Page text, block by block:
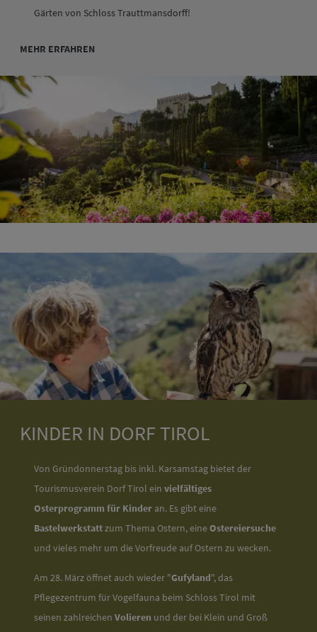
Gärten von Schloss Trauttmansdorff!
MEHR ERFAHREN
KINDER IN DORF TIROL
Von Gründonnerstag bis inkl. Karsamstag bietet der
Tourismusverein Dorf Tirol ein vielfältiges
Osterprogramm für Kinder an. Es gibt eine
Bastelwerkstattzum Thema Ostern, eineOstereiersuche
und vieles mehr um die Vorfreude auf Ostern zu wecken.
Am 28. März öffnet auch wieder "Gufyland", das
Pflegezentrum für Vogelfauna beim Schloss Tirol mit
seinen zahlreichen Volieren und der bei Klein und Groß